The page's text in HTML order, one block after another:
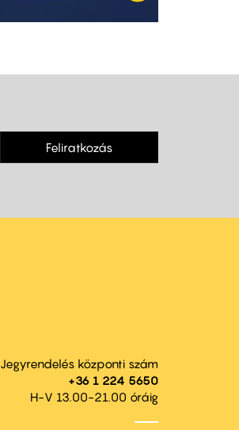
Feliratkozás
Jegyrendelés központi szám
+36 1 224 5650
H-V 13.00-21.00 óráig